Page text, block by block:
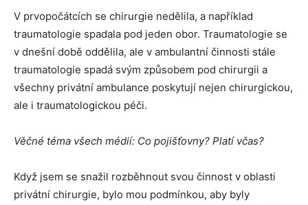
V prvopočátcích se chirurgie nedělila, a například
traumatologie spadala pod jeden obor. Traumatologie se
v dnešní době oddělila, ale v ambulantní činnosti stále
traumatologie spadá svým způsobem pod chirurgii a
všechny privátní ambulance poskytují nejen chirurgickou,
ale i traumatologickou péči.
Věčné téma všech médií: Co pojišťovny? Platí včas?
Když jsem se snažil rozběhnout svou činnost v oblasti
privátní chirurgie, bylo mou podmínkou, aby byly